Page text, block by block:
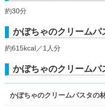
約30分
かぼちゃのクリームパ
約615kcal／1人分
かぼちゃのクリームパ
かぼちゃのクリームパスタの